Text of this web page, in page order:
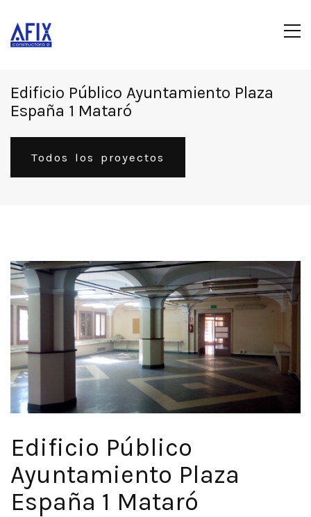
Edificio Público Ayuntamiento Plaza
España 1 Mataró
Todos los proyectos
Edificio Público
Ayuntamiento Plaza
España 1 Mataró